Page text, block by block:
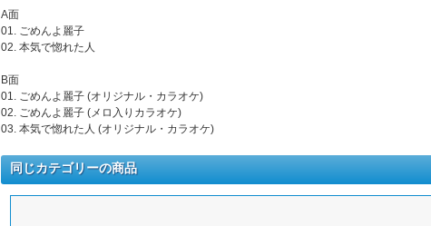
A面
01. ごめんよ麗子
02. 本気で惚れた人
B面
01. ごめんよ麗子 (オリジナル・カラオケ)
02. ごめんよ麗子 (メロ入りカラオケ)
03. 本気で惚れた人 (オリジナル・カラオケ)
同じカテゴリーの商品